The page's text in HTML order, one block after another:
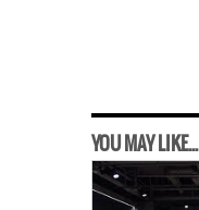
YOU MAY LIKE...